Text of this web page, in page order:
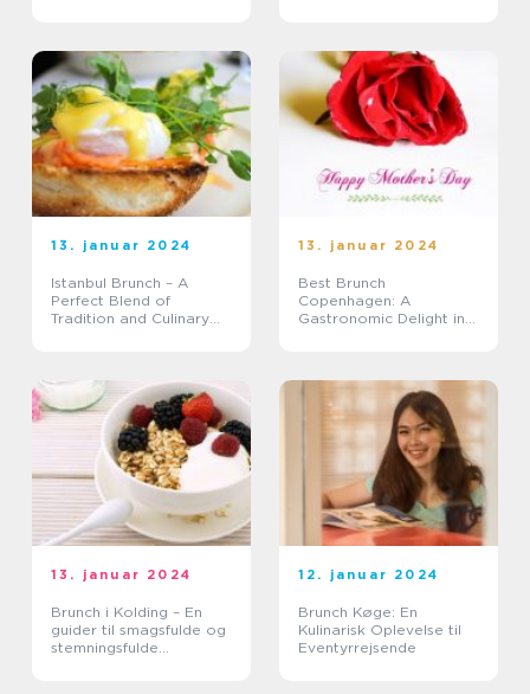
13. januar 2024
Istanbul Brunch – A
Perfect Blend of
Tradition and Culinary
13. januar 2024
Best Brunch
Copenhagen: A
Gastronomic Delight in
13. januar 2024
Brunch i Kolding – En
guider til smagsfulde og
stemningsfulde
12. januar 2024
Brunch Køge: En
Kulinarisk Oplevelse til
Eventyrrejsende